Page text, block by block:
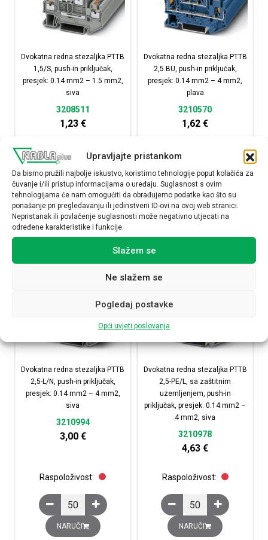
Upravljajte pristankom
Da bismo pružili najbolje iskustvo, koristimo tehnologije poput kolačića za
čuvanje i/ili pristup informacijama o uređaju. Suglasnost s ovim
tehnologijama će nam omogućiti da obrađujemo podatke kao što su
ponašanje pri pregledavanju ili jedinstveni ID-ovi na ovoj web stranici.
Nepristanak ili povlačenje suglasnosti može negativno utjecati na
određene karakteristike i funkcije.
Slažem se
Ne slažem se
Pogledaj postavke
Opći uvjeti poslovanja
Dvokatna redna stezaljka PTTB
1,5/S, push-in priključak,
presjek: 0.14 mm2 – 1.5 mm2,
siva
3208511
1,23 €
Raspoloživost:
Dvokatna redna stezaljka PTTB 1,5/S, push-in
NARUČI
Dvokatna redna stezaljka PTTB
2,5 BU, push-in priključak,
presjek: 0.14 mm2 – 4 mm2,
plava
3210570
1,62€
Raspoloživost:
Dvokatna redna
NARUČI
Dvokatna redna stezaljka PTTB
2,5-L/N, push-in priključak,
presjek: 0.14 mm2 – 4 mm2,
siva
3210994
3,00 €
Raspoloživost:
Dvokatna redna stezaljka PTTB 2,5-L/N, push-in
NARUČI
Dvokatna redna stezaljka PTTB
2,5-PE/L, sa zaštitnim
uzemljenjem, push-in
priključak, presjek: 0.14 mm2 –
4 mm2, siva
3210978
4,63€
Raspoloživost:
Dvokatna redna
NARUČI